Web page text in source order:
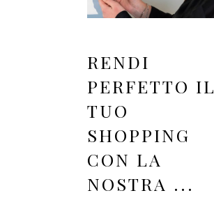
RENDI
PERFETTO IL
TUO
SHOPPING
CON LA
NOSTRA ...